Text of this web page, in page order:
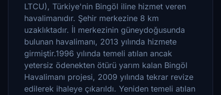
LTCU), Türkiye'nin Bingöl iline hizmet veren
havalimanıdır. Şehir merkezine 8 km
uzaklıktadır. İl merkezinin güneydoğusunda
bulunan havalimanı, 2013 yılında hizmete
girmiştir.1996 yılında temeli atılan ancak
yetersiz ödenekten ötürü yarım kalan Bingöl
Havalimanı projesi, 2009 yılında tekrar revize
edilerek ihaleye çıkarıldı. Yeniden temeli atılan